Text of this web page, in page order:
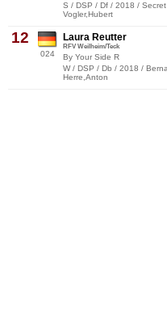
S / DSP / Df / 2018 /
Vogler,Hubert
12
024
Laura Reutter
RFV Weilheim/Teck
By Your Side R
W / DSP / Db / 2018 /
Herre,Anton